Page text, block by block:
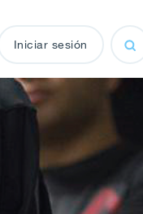
Iniciar sesión